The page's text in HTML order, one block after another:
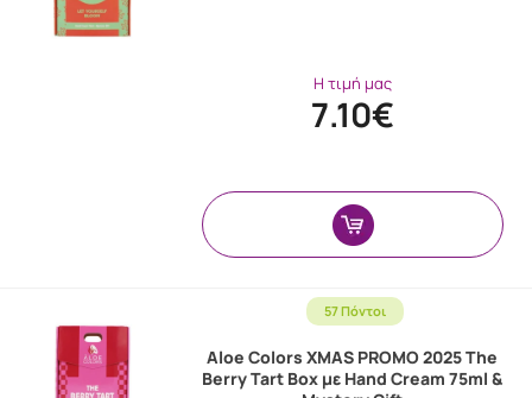
Η τιμή μας
7.10€
57 Πόντοι
Aloe Colors XMAS PROMO 2025 The
Berry Tart Box με Hand Cream 75ml &